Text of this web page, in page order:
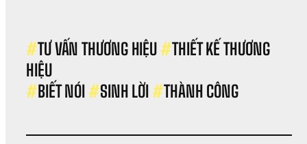
#TƯ VẤN THƯƠNG HIỆU #THIẾT KẾ THƯƠNG
HIỆU
#BIẾT NÓI #SINH LỜI #THÀNH CÔNG